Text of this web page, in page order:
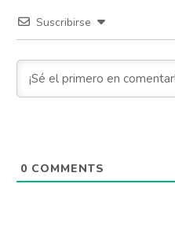
Suscribirse
0 COMMENTS